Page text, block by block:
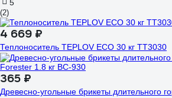
5
(2)
4 669 ₽
Теплоноситель TEPLOV ECO 30 кг TT3030
365 ₽
Древесно-угольные брикеты длительного